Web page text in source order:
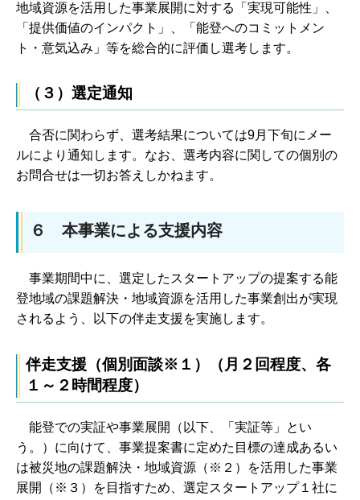
地域資源を活用した事業展開に対する「実現可能性」、
「提供価値のインパクト」、「能登へのコミットメン
ト・意気込み」等を総合的に評価し選考します。
（３）選定通知
合否に関わらず、選考結果については9月下旬にメー
ルにより通知します。なお、選考内容に関しての個別の
お問合せは一切お答えしかねます。
６ 本事業による支援内容
事業期間中に、選定したスタートアップの提案する能
登地域の課題解決・地域資源を活用した事業創出が実現
されるよう、以下の伴走支援を実施します。
伴走支援（個別面談※１）（月２回程度、各
１～２時間程度）
能登での実証や事業展開（以下、「実証等」とい
う。）に向けて、事業提案書に定めた目標の達成あるい
は被災地の課題解決・地域資源（※２）を活用した事業
展開（※３）を目指すため、選定スタートアップ１社に